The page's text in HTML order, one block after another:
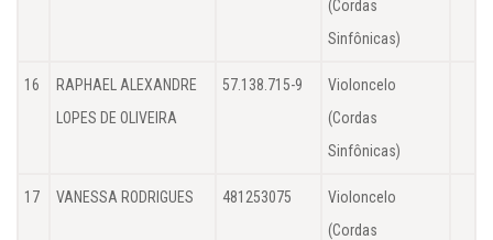
(Cordas
Sinfônicas)
16
RAPHAEL ALEXANDRE
LOPES DE OLIVEIRA
57.138.715-9
Violoncelo
(Cordas
Sinfônicas)
17 VANESSA RODRIGUES 481253075
Violoncelo
(Cordas